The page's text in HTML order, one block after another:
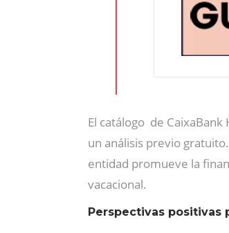
El catálogo de
un análisis previo
entidad promueve la
vacacional.
Perspectivas positivas